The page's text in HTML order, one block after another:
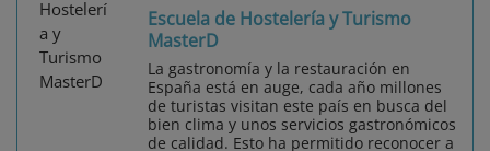
Escuela de Hostelería y Turismo
MasterD
La gastronomía y la restauración en
España está en auge, cada año millones
de turistas visitan este país en busca del
bien clima y unos servicios gastronómicos
de calidad. Esto ha permitido reconocer a